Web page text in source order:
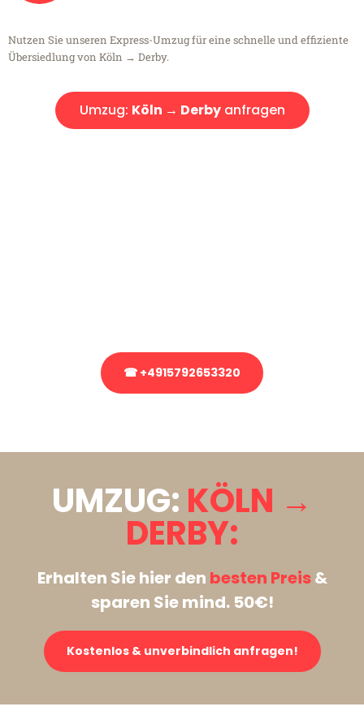
Nutzen Sie unseren Express-Umzug für eine schnelle und effiziente
Übersiedlung von Köln → Derby.
Umzug: Köln → Derbyanfragen
☎ +4915792653320
UMZUG: KÖLN →
DERBY:
Erhalten Sie hier den besten Preis&
sparen Sie mind. 50€!
Kostenlos & unverbindlich anfragen!